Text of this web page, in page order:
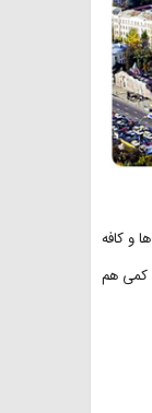
و کافه
کمی هم